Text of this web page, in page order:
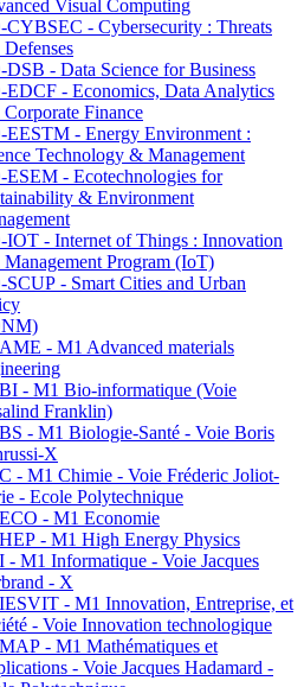
Visual Computing
CYBSEC - Cybersecurity : Threats
Defenses
DSB - Data Science for Business
EDCF - Economics, Data Analytics
Corporate Finance
EESTM - Energy Environment :
Technology & Management
ESEM - Ecotechnologies for
& Environment
IOT - Internet of Things : Innovation
Management Program (IoT)
SCUP - Smart Cities and Urban
- M1 Advanced materials
- M1 Bio-informatique (Voie
Franklin)
- M1 Biologie-Santé - Voie Boris
X
- M1 Chimie - Voie Fréderic Joliot-
- Ecole Polytechnique
- M1 Economie
- M1 High Energy Physics
- M1 Informatique - Voie Jacques
- X
- M1 Innovation, Entreprise, et
- Voie Innovation technologique
- M1 Mathématiques et
- Voie Jacques Hadamard -